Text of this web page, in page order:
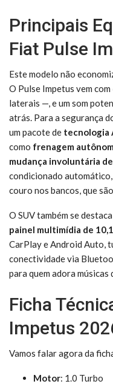
Principais
Fiat Pulse
Este modelo não
O Pulse Impetus vem com
laterais —, e um som
atrás. Para a segurança
um pacote de tecnologia
como frenagem
mudança involuntária
condicionado
couro nos bancos, que
O SUV também se
painel multimídia de
CarPlay e Android Auto,
conectividade via
para quem adora músicas
Ficha
Impetus
Vamos falar agora da
Motor: 1.0 Turbo